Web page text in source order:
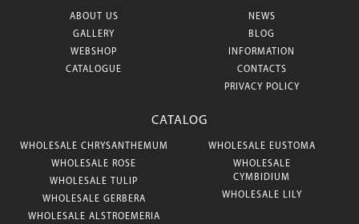
ABOUT US
GALLERY
WEBSHOP
CATALOGUE
NEWS
BLOG
INFORMATION
CONTACTS
PRIVACY POLICY
CATALOG
WHOLESALE CHRYSANTHEMUM
WHOLESALE ROSE
WHOLESALE TULIP
WHOLESALE GERBERA
WHOLESALE ALSTROEMERIA
WHOLESALE EUSTOMA
WHOLESALE
CYMBIDIUM
WHOLESALE LILY